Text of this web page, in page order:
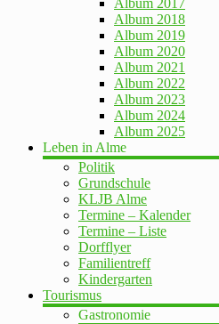
Album 2017
Album 2018
Album 2019
Album 2020
Album 2021
Album 2022
Album 2023
Album 2024
Album 2025
Leben in Alme
Politik
Grundschule
KLJB Alme
Termine – Kalender
Termine – Liste
Dorfflyer
Familientreff
Kindergarten
Tourismus
Gastronomie